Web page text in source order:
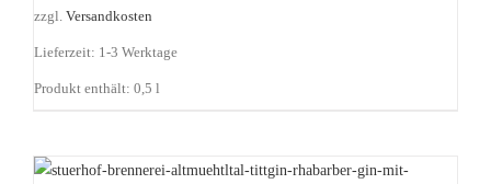
zzgl. Versandkosten
Lieferzeit: 1-3 Werktage
Produkt enthält: 0,5 l